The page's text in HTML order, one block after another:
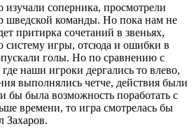
соперника, просмотрели
шведской команды. Но пока нам не
притирка сочетаний в звеньях,
систему игры, отсюда и ошибки в
голы. Но по сравнению с
наши игроки дергались то влево,
выполнялись четче, действия были
бы была возможность поработать с
времени, то игра смотрелась бы
Захаров.